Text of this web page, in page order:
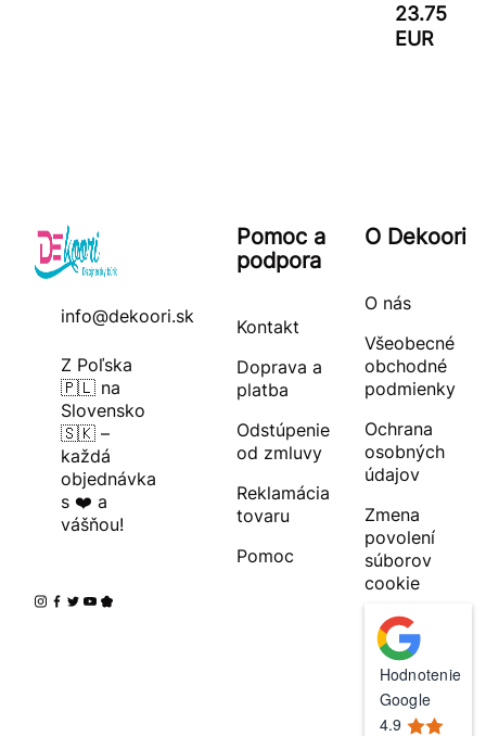
23.75
EUR
info@dekoori.sk
Z Poľska
🇵🇱 na
Slovensko
🇸🇰 –
každá
objednávka
s ❤️ a
vášňou!
Pomoc a
podpora
Kontakt
Doprava a
platba
Odstúpenie
od zmluvy
Reklamácia
tovaru
Pomoc
O Dekoori
O nás
Všeobecné
obchodné
podmienky
Ochrana
osobných
údajov
Zmena
povolení
súborov
cookie
Hodnotenie
Google
4.9